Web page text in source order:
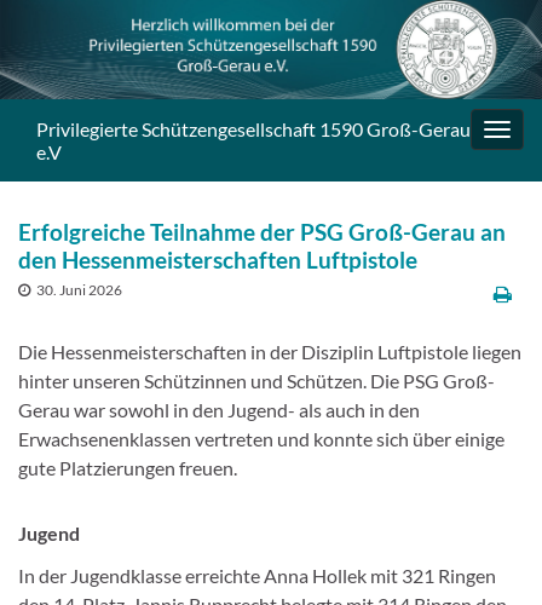
Privilegierte Schützengesellschaft 1590 Groß-Gerau
e.V
Erfolgreiche Teilnahme der PSG Groß-Gerau an
den Hessenmeisterschaften Luftpistole
30. Juni 2026
Die Hessenmeisterschaften in der Disziplin Luftpistole liegen
hinter unseren Schützinnen und Schützen. Die PSG Groß-
Gerau war sowohl in den Jugend- als auch in den
Erwachsenenklassen vertreten und konnte sich über einige
gute Platzierungen freuen.
Jugend
In der Jugendklasse erreichte Anna Hollek mit 321 Ringen